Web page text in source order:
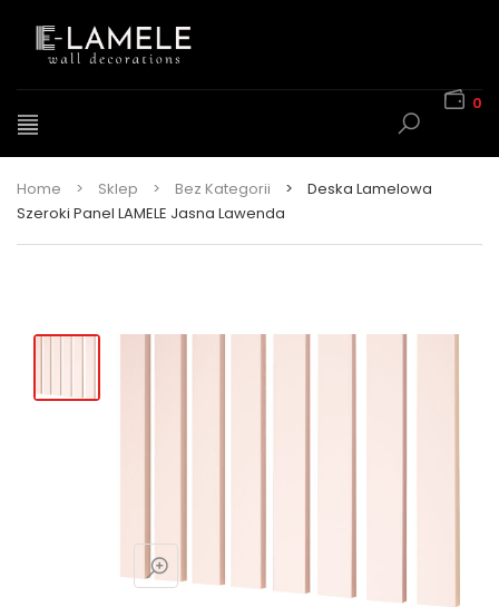
0
Home > Sklep > Bez Kategorii >
Deska Lamelowa
Szeroki Panel LAMELE Jasna Lawenda